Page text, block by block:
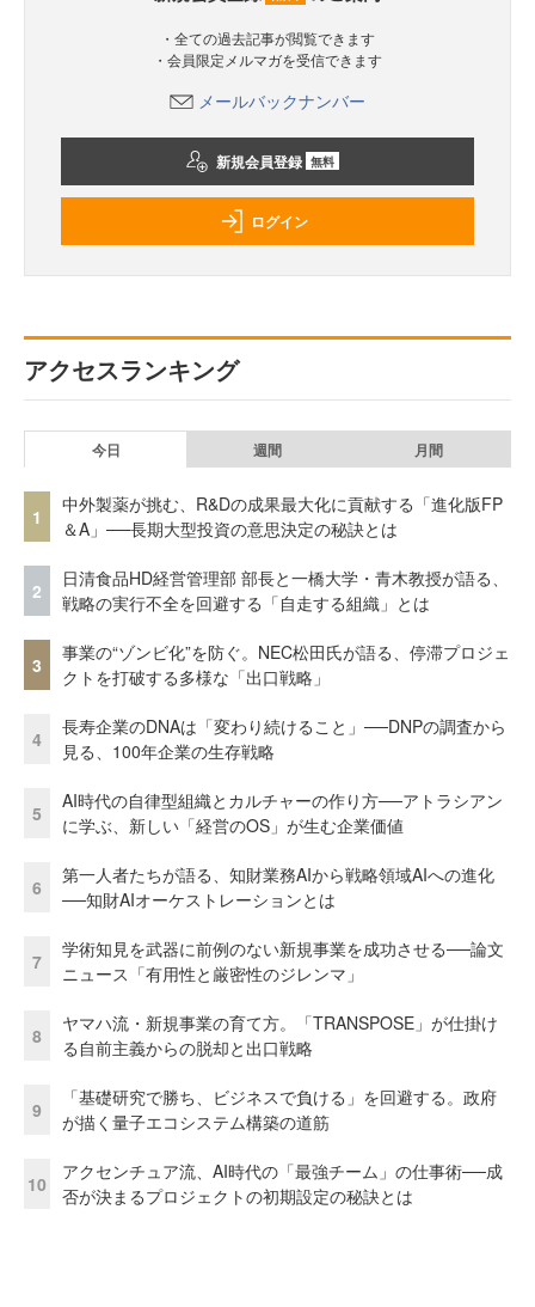
・全ての過去記事が閲覧できます
・会員限定メルマガを受信できます
メールバックナンバー
新規会員登録 無料
ログイン
アクセスランキング
今日 週間 月間
1
中外製薬が挑む、R&Dの成果最大化に貢献する「進化版FP
＆A」──長期大型投資の意思決定の秘訣とは
2
日清食品HD経営管理部 部長と一橋大学・青木教授が語る、
戦略の実行不全を回避する「自走する組織」とは
3
事業の“ゾンビ化”を防ぐ。NEC松田氏が語る、停滞プロジェ
クトを打破する多様な「出口戦略」
4
長寿企業のDNAは「変わり続けること」──DNPの調査から
見る、100年企業の生存戦略
5
AI時代の自律型組織とカルチャーの作り方──アトラシアン
に学ぶ、新しい「経営のOS」が生む企業価値
6
第一人者たちが語る、知財業務AIから戦略領域AIへの進化
──知財AIオーケストレーションとは
7
学術知見を武器に前例のない新規事業を成功させる──論文
ニュース「有用性と厳密性のジレンマ」
8
ヤマハ流・新規事業の育て方。「TRANSPOSE」が仕掛け
る自前主義からの脱却と出口戦略
9
「基礎研究で勝ち、ビジネスで負ける」を回避する。政府
が描く量子エコシステム構築の道筋
10
アクセンチュア流、AI時代の「最強チーム」の仕事術──成
否が決まるプロジェクトの初期設定の秘訣とは